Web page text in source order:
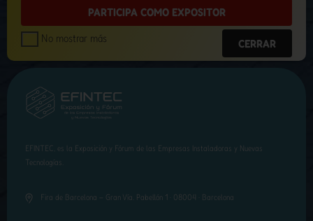
PARTICIPA COMO EXPOSITOR
No mostrar más
CERRAR
EFINTEC, es la Exposición y Fórum de las Empresas Instaladoras y Nuevas
Tecnologías.
Fira de Barcelona – Gran Vía. Pabellón 1 · 08004 · Barcelona